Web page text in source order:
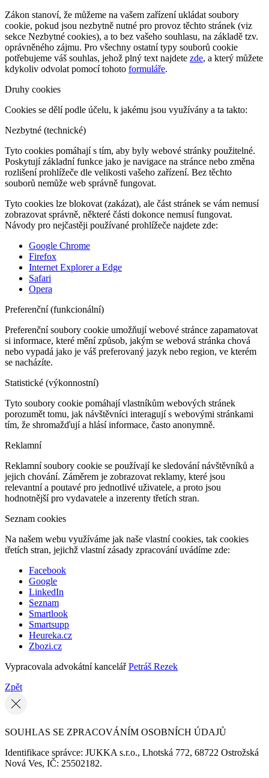
Zákon stanoví, že můžeme na vašem zařízení ukládat soubory
cookie, pokud jsou nezbytně nutné pro provoz těchto stránek (viz
sekce Nezbytné cookies), a to bez vašeho souhlasu, na základě tzv.
oprávněného zájmu. Pro všechny ostatní typy souborů cookie
potřebujeme váš souhlas, jehož plný text najdete zde, a který můžete
kdykoliv odvolat pomocí tohoto formuláře.
Druhy cookies
Cookies se dělí podle účelu, k jakému jsou využívány a ta takto:
Nezbytné (technické)
Tyto cookies pomáhají s tím, aby byly webové stránky použitelné.
Poskytují základní funkce jako je navigace na stránce nebo změna
rozlišení prohlížeče dle velikosti vašeho zařízení. Bez těchto
souborů nemůže web správně fungovat.
Tyto cookies lze blokovat (zakázat), ale část stránek se vám nemusí
zobrazovat správně, některé části dokonce nemusí fungovat.
Návody pro nejčastěji používané prohlížeče najdete zde:
Google Chrome
Firefox
Internet Explorer a Edge
Safari
Opera
Preferenční (funkcionální)
Preferenční soubory cookie umožňují webové stránce zapamatovat
si informace, které mění způsob, jakým se webová stránka chová
nebo vypadá jako je váš preferovaný jazyk nebo region, ve kterém
se nacházíte.
Statistické (výkonnostní)
Tyto soubory cookie pomáhají vlastníkům webových stránek
porozumět tomu, jak návštěvníci interagují s webovými stránkami
tím, že shromažďují a hlásí informace, často anonymně.
Reklamní
Reklamní soubory cookie se používají ke sledování návštěvníků a
jejich chování. Záměrem je zobrazovat reklamy, které jsou
relevantní a poutavé pro jednotlivé uživatele, a proto jsou
hodnotnější pro vydavatele a inzerenty třetích stran.
Seznam cookies
Na našem webu využíváme jak naše vlastní cookies, tak cookies
třetích stran, jejichž vlastní zásady zpracování uvádíme zde:
Facebook
Google
LinkedIn
Seznam
Smartlook
Smartsupp
Heureka.cz
Zbozi.cz
Vypracovala advokátní kancelářPetráš Rezek
Zpět
SOUHLAS SE ZPRACOVÁNÍM OSOBNÍCH ÚDAJŮ
Identifikace správce: JUKKA s.r.o., Lhotská 772, 68722 Ostrožská
Nová Ves, IČ: 25502182.